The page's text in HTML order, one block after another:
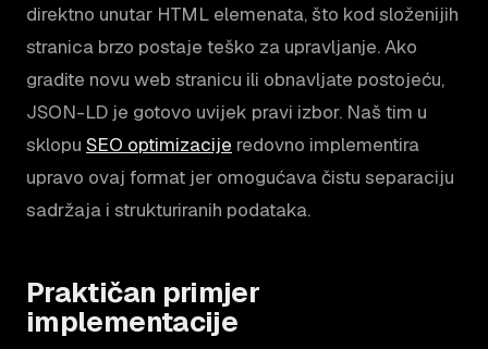
direktno unutar HTML elemenata, što kod složenijih
stranica brzo postaje teško za upravljanje. Ako
gradite novu web stranicu ili obnavljate postojeću,
JSON-LD je gotovo uvijek pravi izbor. Naš tim u
sklopu SEO optimizacije redovno implementira
upravo ovaj format jer omogućava čistu separaciju
sadržaja i strukturiranih podataka.
Praktičan primjer
implementacije